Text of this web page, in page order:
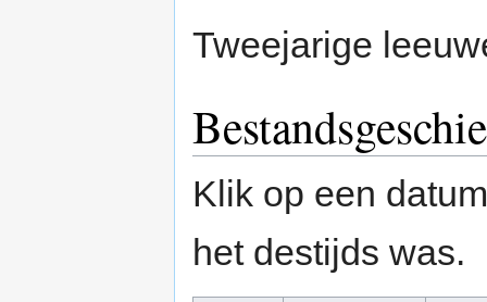
Tweejarige
Klik op een
het destijds was.